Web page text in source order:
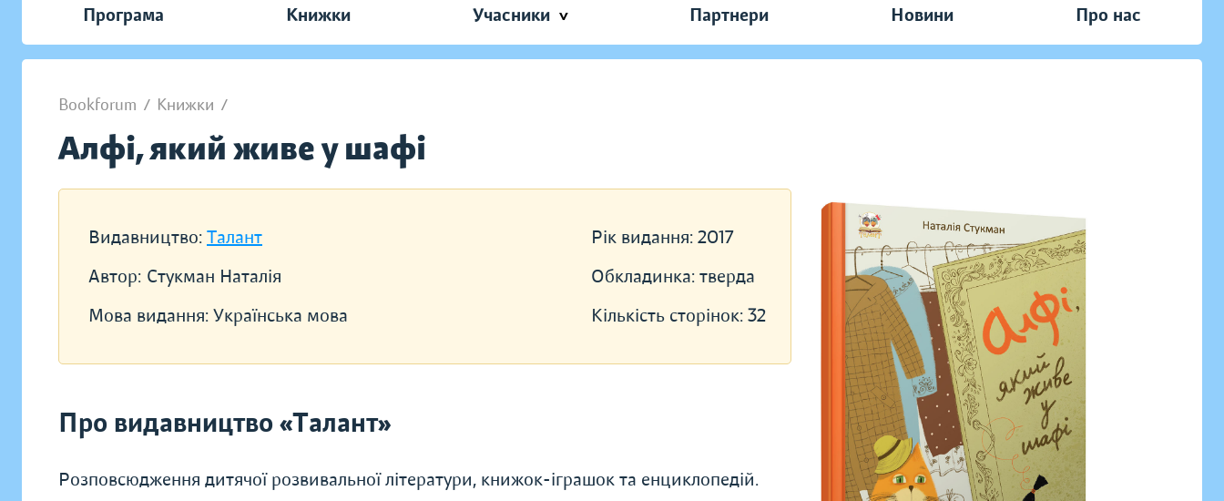
Програма Книжки Учасники Партнери Новини Про нас
Bookforum / Книжки /
Алфі, який живе у шафі
Видавництво: Талант
Автор: Стукман Наталія
Мова видання: Українська мова
Рік видання: 2017
Обкладинка: тверда
Кількість сторінок: 32
Про видавництво «Талант»
Розповсюдження дитячої розвивальної літератури, книжок-іграшок та енциклопедій.